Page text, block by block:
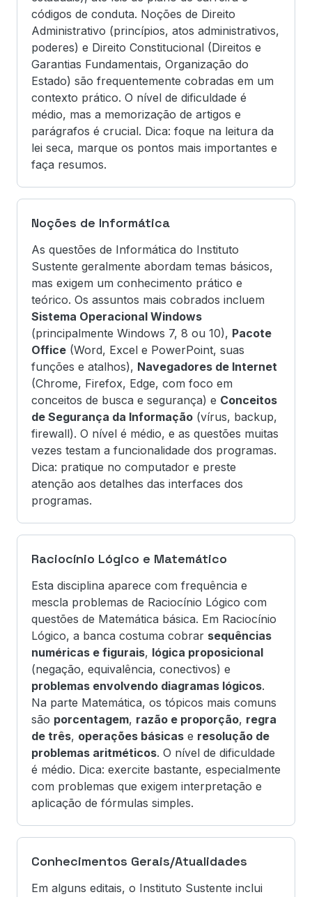
códigos de conduta. Noções de Direito
Administrativo (princípios, atos administrativos,
poderes) e Direito Constitucional (Direitos e
Garantias Fundamentais, Organização do
Estado) são frequentemente cobradas em um
contexto prático. O nível de dificuldade é
médio, mas a memorização de artigos e
parágrafos é crucial. Dica: foque na leitura da
lei seca, marque os pontos mais importantes e
faça resumos.
Noções de Informática
As questões de Informática do Instituto
Sustente geralmente abordam temas básicos,
mas exigem um conhecimento prático e
teórico. Os assuntos mais cobrados incluem
Sistema Operacional Windows
(principalmente Windows 7, 8 ou 10), Pacote
Office (Word, Excel e PowerPoint, suas
funções e atalhos), Navegadores de Internet
(Chrome, Firefox, Edge, com foco em
conceitos de busca e segurança) e Conceitos
de Segurança da Informação (vírus, backup,
firewall). O nível é médio, e as questões muitas
vezes testam a funcionalidade dos programas.
Dica: pratique no computador e preste
atenção aos detalhes das interfaces dos
programas.
Raciocínio Lógico e Matemático
Esta disciplina aparece com frequência e
mescla problemas de Raciocínio Lógico com
questões de Matemática básica. Em Raciocínio
Lógico, a banca costuma cobrar sequências
numéricas e figurais, lógica proposicional
(negação, equivalência, conectivos) e
problemas envolvendo diagramas lógicos.
Na parte Matemática, os tópicos mais comuns
são porcentagem, razão e proporção, regra
de três, operações básicas e resolução de
problemas aritméticos. O nível de dificuldade
é médio. Dica: exercite bastante, especialmente
com problemas que exigem interpretação e
aplicação de fórmulas simples.
Conhecimentos Gerais/Atualidades
Em alguns editais, o Instituto Sustente inclui